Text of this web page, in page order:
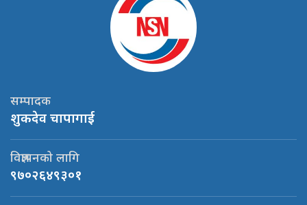
सम्पादक
शुकदेव चापागाई
विज्ञापनको लागि
९७०२६४९३०१